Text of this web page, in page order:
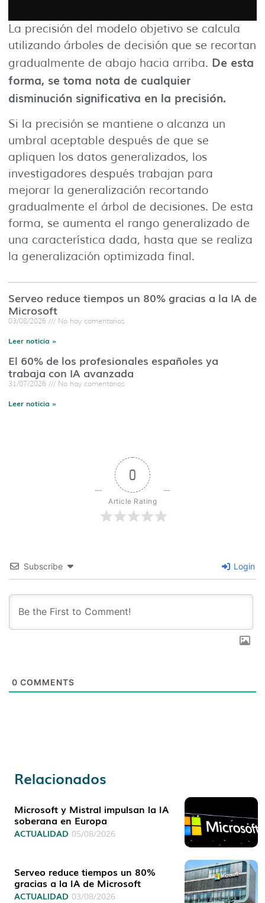
La precisión del modelo objetivo se calcula
utilizando árboles de decisión que se recortan
gradualmente de abajo hacia arriba. De esta
forma, se toma nota de cualquier
disminución significativa en la precisión.
Si la precisión se mantiene o alcanza un
umbral aceptable después de que se
apliquen los datos generalizados, los
investigadores después trabajan para
mejorar la generalización recortando
gradualmente el árbol de decisiones. De esta
forma, se aumenta el rango generalizado de
una característica dada, hasta que se realiza
la generalización optimizada final.
Serveo reduce tiempos un 80% gracias a la IA de
Microsoft
03/08/2026 No hay comentarios
Leer noticia »
El 60% de los profesionales españoles ya
trabaja con IA avanzada
31/07/2026 No hay comentarios
Leer noticia »
0
Article Rating
Subscribe Login
0 COMMENTS
Relacionados
Microsoft y Mistral impulsan la IA
soberana en Europa
ACTUALIDAD 05/08/2026
Serveo reduce tiempos un 80%
gracias a la IA de Microsoft
ACTUALIDAD 03/08/2026